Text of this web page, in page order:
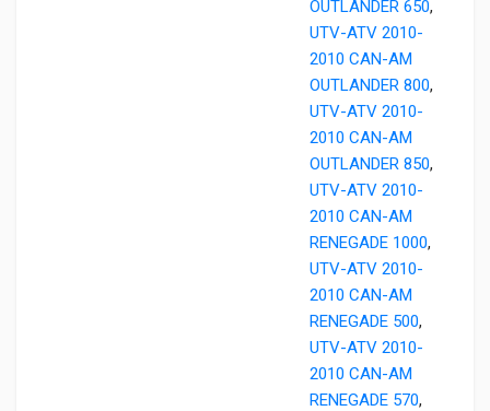
OUTLANDER 650,
UTV-ATV 2010-
2010 CAN-AM
OUTLANDER 800,
UTV-ATV 2010-
2010 CAN-AM
OUTLANDER 850,
UTV-ATV 2010-
2010 CAN-AM
RENEGADE 1000,
UTV-ATV 2010-
2010 CAN-AM
RENEGADE 500,
UTV-ATV 2010-
2010 CAN-AM
RENEGADE 570,